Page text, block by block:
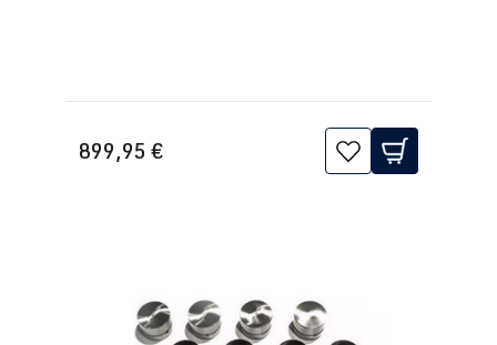
899,95 €